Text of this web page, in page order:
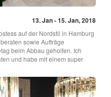
13. Jan - 15. Jan, 2018
auf der Nordstil in Hamburg
sowie Aufträge
beim Abbau geholfen. Ich
und habe mit einem super